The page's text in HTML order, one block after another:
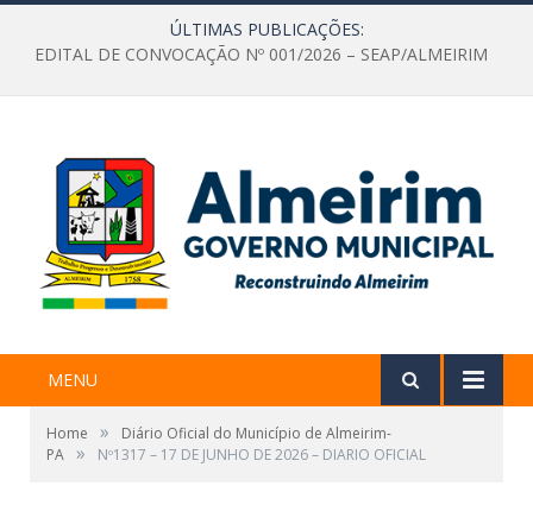
ÚLTIMAS PUBLICAÇÕES:
EDITAL DE CONVOCAÇÃO Nº 001/2026 – SEAP/ALMEIRIM
MENU
Home »
Diário Oficial do Município de Almeirim-
PA » Nº1317 – 17 DE JUNHO DE 2026 – DIARIO OFICIAL